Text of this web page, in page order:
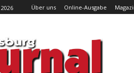
Über uns Online-Ausgabe